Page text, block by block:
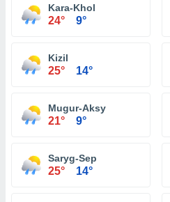
Kara-Khol
24° 9°
Kizil
25° 14°
Mugur-Aksy
21° 9°
Saryg-Sep
25° 14°